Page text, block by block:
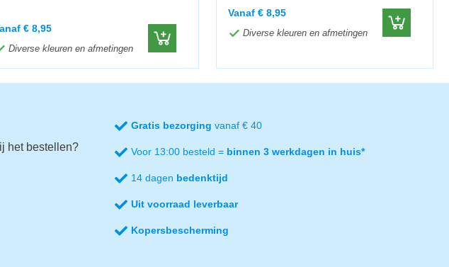
€ 8,95
Diverse kleuren en afmetingen
Vanaf € 8,95
Diverse kleuren en afmetingen
het bestellen?
Gratis bezorging vanaf € 40
Voor 13:00 besteld = binnen 3 werkdagen in huis*
14 dagen bedenktijd
Uit voorraad leverbaar
Kopersbescherming